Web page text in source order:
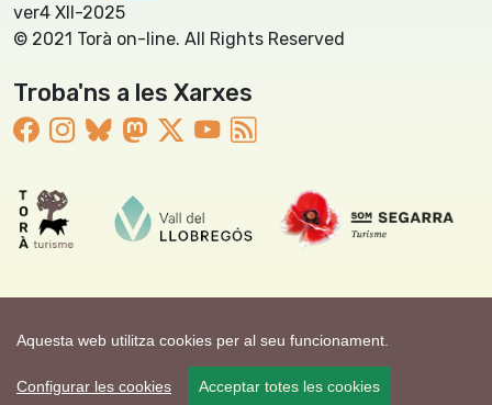
Aquesta web utilitza cookies per al seu funcionament.
Configurar les cookies Acceptar totes les cookies
ver4 XII-2025
© 2021 Torà on-line. All Rights Reserved
Troba'ns a les Xarxes